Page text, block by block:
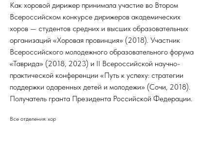
Как хоровой дирижер принимала участие во Втором
Всероссийском конкурсе дирижеров академических
хоров — студентов средних и высших образовательных
организаций «Хоровая провинция» (2018). Участник
Всероссийского молодежного образовательного форума
«Таврида» (2018, 2023) и II Всероссийской научно-
практической конференции «Путь к успеху: стратегии
поддержки одаренных детей и молодежи» (Сочи, 2018).
Получатель гранта Президента Российской Федерации.
Все отделения: хор